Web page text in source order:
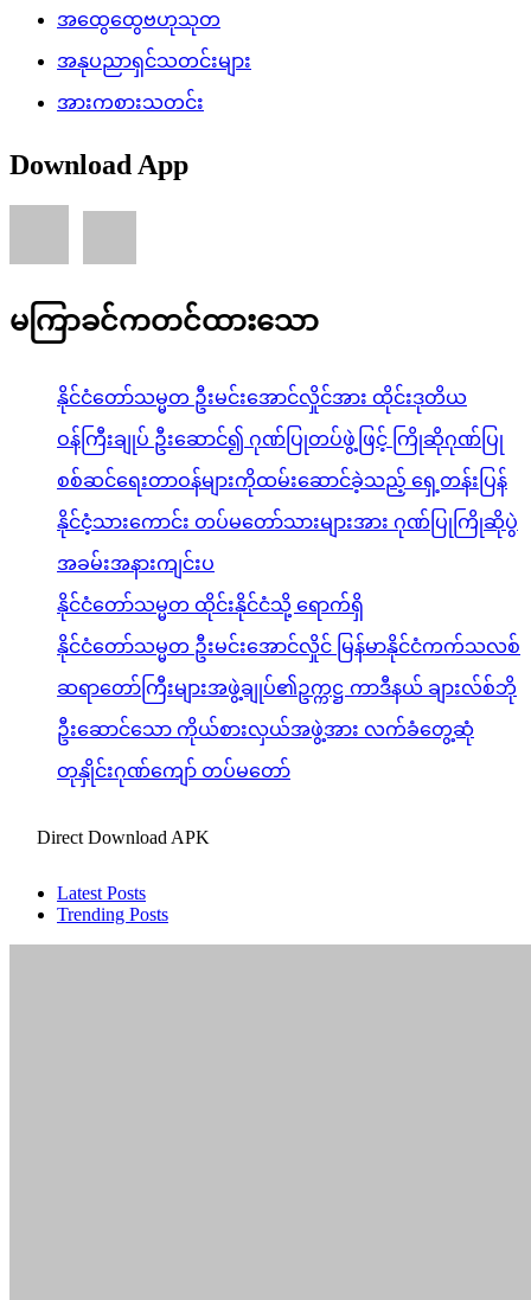
အထွေထွေဗဟုသုတ
အနုပညာရှင်သတင်းများ
အားကစားသတင်း
Download App
မကြာခင်ကတင်ထားသော
နိုင်ငံတော်သမ္မတ ဦးမင်းအောင်လှိုင်အား ထိုင်းဒုတိယ
ဝန်ကြီးချုပ် ဦးဆောင်၍ ဂုဏ်ပြုတပ်ဖွဲ့ဖြင့် ကြိုဆိုဂုဏ်ပြု
စစ်ဆင်ရေးတာဝန်များကိုထမ်းဆောင်ခဲ့သည့် ရှေ့တန်းပြန်
နိုင်ငံ့သားကောင်း တပ်မတော်သားများအား ဂုဏ်ပြုကြိုဆိုပွဲ
အခမ်းအနားကျင်းပ
နိုင်ငံတော်သမ္မတ ထိုင်းနိုင်ငံသို့ ရောက်ရှိ
နိုင်ငံတော်သမ္မတ ဦးမင်းအောင်လှိုင် မြန်မာနိုင်ငံကက်သလစ်
ဆရာတော်ကြီးများအဖွဲ့ချုပ်၏ဥက္ကဋ္ဌ ကာဒီနယ် ချားလ်စ်ဘို
ဦးဆောင်သော ကိုယ်စားလှယ်အဖွဲ့အား လက်ခံတွေ့ဆုံ
တုနှိုင်းဂုဏ်ကျော် တပ်မတော်
Direct Download APK
Latest Posts
Trending Posts